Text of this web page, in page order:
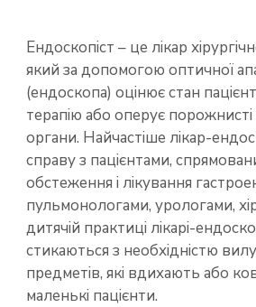
Ендоскопіст – це лікар
який за допомогою оптичної
(ендоскопа) оцінює стан
терапію або оперує порожнисті
органи. Найчастіше лікар-
справу з пацієнтами,
обстеження і лікування
пульмонологами, урологами,
дитячій практиці лікарі-
стикаються з необхідністю
предметів, які вдихають або
маленькі пацієнти.